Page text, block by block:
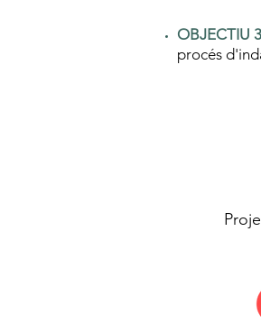
OBJECTIU
procés